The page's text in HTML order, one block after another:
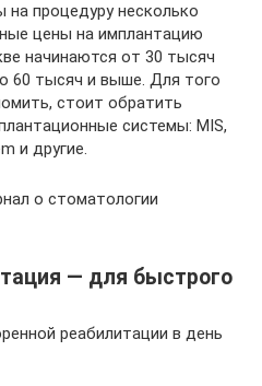
процедуру несколько
цены на имплантацию
начинаются от 30 тысяч
60 тысяч и выше. Для того
стоит обратить
системы: MIS,
и другие.
о стоматологии
— для быстрого
реабилитации в день